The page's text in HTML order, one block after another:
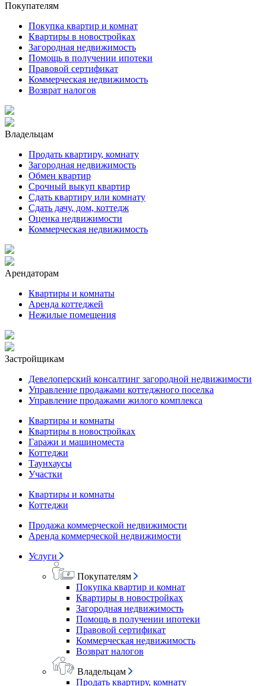
Покупателям
Покупка квартир и комнат
Квартиры в новостройках
Загородная недвижимость
Помощь в получении ипотеки
Правовой сертификат
Коммерческая недвижимость
Возврат налогов
Владельцам
Продать квартиру, комнату
Загородная недвижимость
Обмен квартир
Срочный выкуп квартир
Сдать квартиру или комнату
Сдать дачу, дом, коттедж
Оценка недвижимости
Коммерческая недвижимость
Арендаторам
Квартиры и комнаты
Аренда коттеджей
Нежилые помещения
Застройщикам
Девелоперский консалтинг загородной недвижимости
Управление продажами коттеджного поселка
Управление продажами жилого комплекса
Квартиры и комнаты
Квартиры в новостройках
Гаражи и машиноместа
Коттеджи
Таунхаусы
Участки
Квартиры и комнаты
Коттеджи
Продажа коммерческой недвижимости
Аренда коммерческой недвижимости
Услуги
Покупателям
Покупка квартир и комнат
Квартиры в новостройках
Загородная недвижимость
Помощь в получении ипотеки
Правовой сертификат
Коммерческая недвижимость
Возврат налогов
Владельцам
Продать квартиру, комнату